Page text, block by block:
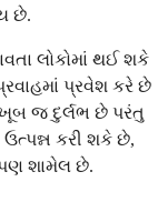
છે.
લોકોમાં થઈ શકે
પ્રવેશ કરે છે
જ દુર્લભ છે પરંતુ
કરી શકે છે,
શામેલ છે.